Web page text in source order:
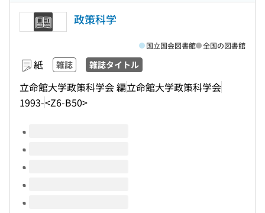
政策科学
紙 雑誌 雑誌タイトル
立命館大学政策科学会 編立命館大学政策科学会
1993-<Z6-B50>
国立国会図書館 全国の図書館
このタイトルの巻号